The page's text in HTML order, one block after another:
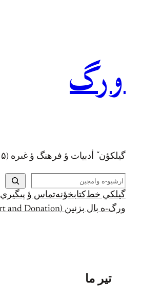
ورگ
گيلکؤن ٚ أدبیات ؤ فرهنگ ؤ غىره (۲۰۰۵ تايسه)
ج
س
ت
ج
گيلکي خط کتابخؤنهتماس ؤ پىگيري
ورگ-ه بال بزنين (Support and Donation)
تیر ما